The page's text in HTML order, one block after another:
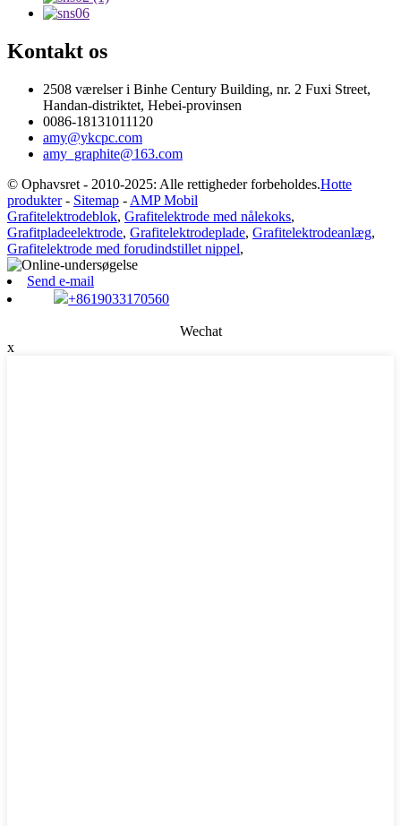
Kontakt os
2508 værelser i Binhe Century Building, nr. 2 Fuxi Street,
Handan-distriktet, Hebei-provinsen
0086-18131011120
amy@ykcpc.com
amy_graphite@163.com
© Ophavsret - 2010-2025: Alle rettigheder forbeholdes.Hotte
produkter- Sitemap - AMP Mobil
Grafitelektrodeblok, Grafitelektrode med nålekoks,
Grafitpladeelektrode, Grafitelektrodeplade, Grafitelektrodeanlæg,
Grafitelektrode med forudindstillet nippel,
Send e-mail
+8619033170560
Wechat
x